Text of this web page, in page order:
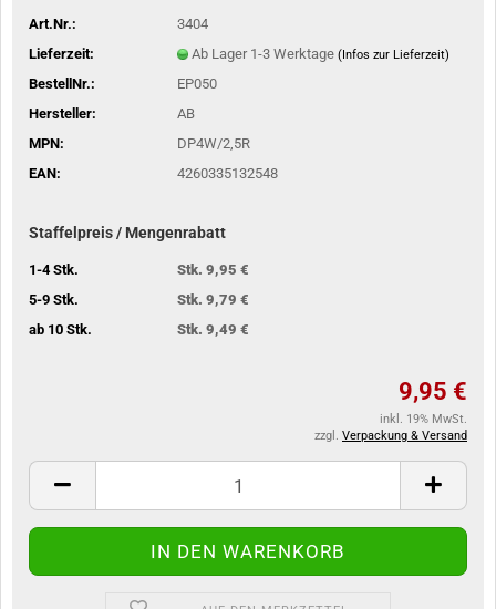
Art.Nr.:
3404
Lieferzeit:
Ab Lager 1-3 Werktage (Infos zur Lieferzeit)
BestellNr.:
EP050
Hersteller:
AB
MPN:
DP4W/2,5R
EAN:
4260335132548
Staffelpreis / Mengenrabatt
1-4 Stk.
Stk. 9,95 €
5-9 Stk.
Stk. 9,79 €
ab 10 Stk.
Stk. 9,49 €
9,95 €
inkl. 19% MwSt.
zzgl. Verpackung & Versand